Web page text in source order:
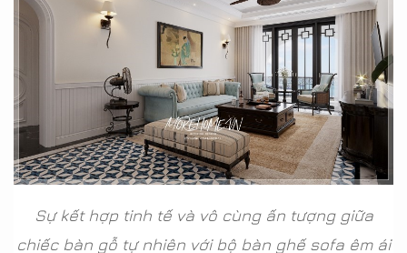
Sự kết hợp tinh tế và vô cùng ấn tượng giữa
chiếc bàn gỗ tự nhiên với bộ bàn ghế sofa êm ái